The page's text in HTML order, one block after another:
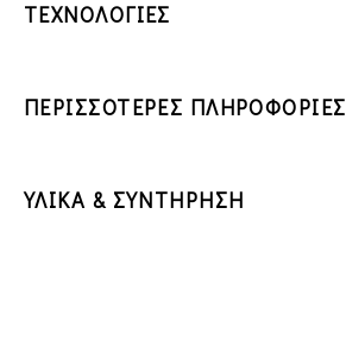
ΤΕΧΝΟΛΟΓΙΕΣ
ΠΕΡΙΣΣΟΤΕΡΕΣ ΠΛΗΡΟΦΟΡΙΕΣ
ΥΛΙΚΑ & ΣΥΝΤΗΡΗΣΗ